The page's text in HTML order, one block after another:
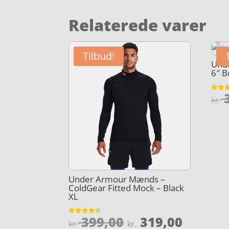
Relaterede varer
Tilbud!
Under Armour Mænds –
ColdGear Fitted Mock – Black
XL
Vurderet
4.4
kr.399,00 Den
kr. 319,00
6″
4.8
kr.